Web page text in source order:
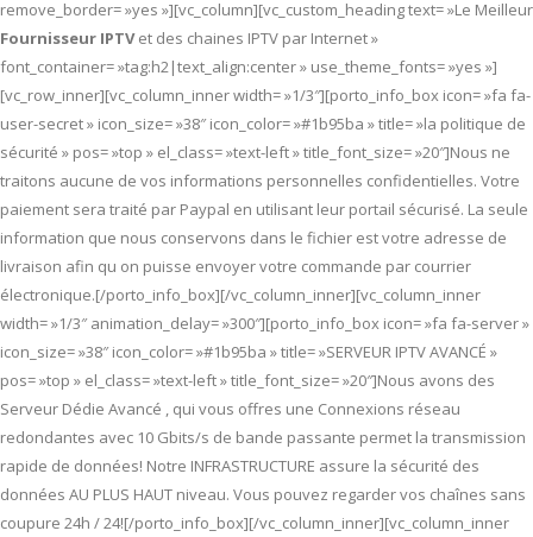
remove_border= »yes »][vc_column][vc_custom_heading text= »Le Meilleur
Fournisseur IPTVet des chaines IPTV par Internet »
font_container= »tag:h2|text_align:center » use_theme_fonts= »yes »]
[vc_row_inner][vc_column_inner width= »1/3″][porto_info_box icon= »fa fa-
user-secret » icon_size= »38″ icon_color= »#1b95ba » title= »la politique de
sécurité » pos= »top » el_class= »text-left » title_font_size= »20″]Nous ne
traitons aucune de vos informations personnelles confidentielles. Votre
paiement sera traité par Paypal en utilisant leur portail sécurisé. La seule
information que nous conservons dans le fichier est votre adresse de
livraison afin qu on puisse envoyer votre commande par courrier
électronique.[/porto_info_box][/vc_column_inner][vc_column_inner
width= »1/3″ animation_delay= »300″][porto_info_box icon= »fa fa-server »
icon_size= »38″ icon_color= »#1b95ba » title= »SERVEUR IPTV AVANCÉ »
pos= »top » el_class= »text-left » title_font_size= »20″]Nous avons des
Serveur Dédie Avancé , qui vous offres une Connexions réseau
redondantes avec 10 Gbits/s de bande passante permet la transmission
rapide de données! Notre INFRASTRUCTURE assure la sécurité des
données AU PLUS HAUT niveau. Vous pouvez regarder vos chaînes sans
coupure 24h / 24![/porto_info_box][/vc_column_inner][vc_column_inner